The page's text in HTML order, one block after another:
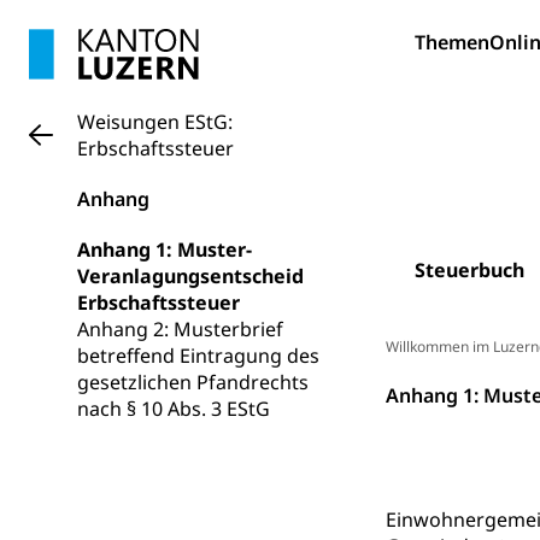
Themen
Steuerbuch
Weisungen EStG:
Erbschaftssteuer
Anhang
Anhang 1: Muster-
Veranlagungsentscheid
Erbschaftssteuer
Anhang 2: Musterbrief
betreffend Eintragung des
gesetzlichen Pfandrechts
nach § 10 Abs. 3 EStG
Willkommen im
Anhang 1:
Hunde
Bestattung,
Kantonaler
Polizei